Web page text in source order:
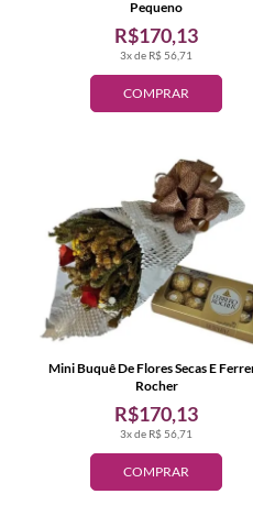
COMPRAR
3x de R$ 56,71
R$170,13
Pequeno
COMPRAR
3x de R$ 56,71
R$170,13
Mini Buquê De Flores Secas E
Rocher